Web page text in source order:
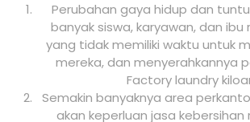
Perubahan gaya hidup dan
banyak siswa, karyawan, dan
yang tidak memiliki waktu untuk
mereka, dan menyerahkannya
Factory laundry
Semakin banyaknya area
akan keperluan jasa kebersihan